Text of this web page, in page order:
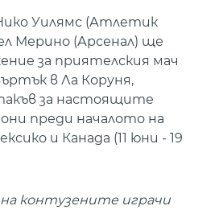
Уилямс (Атлетик
Мерино (Арсенал) ще
за приятелския мач
в Ла Коруня,
за настоящите
преди началото на
и Канада (11 юни - 19
контузените играчи